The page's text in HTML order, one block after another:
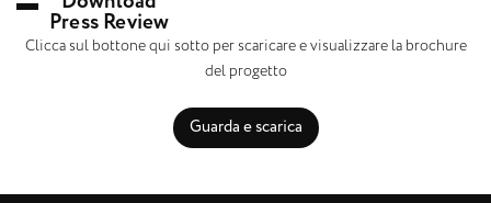
Press Review
Clicca sul bottone qui sotto per scaricare e visualizzare la brochure
del progetto
Guarda e scarica